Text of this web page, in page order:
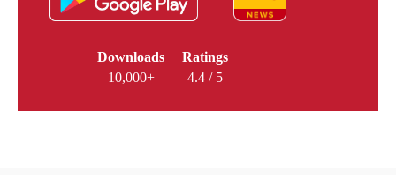
Downloads
10,000+
Ratings
4.4 / 5